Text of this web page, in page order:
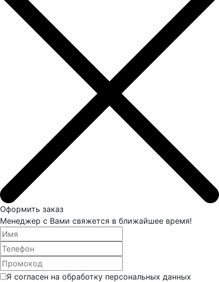
Оформить заказ
Менеджер с Вами свяжется в ближайшее время!
Я согласен на обработку персональных данных